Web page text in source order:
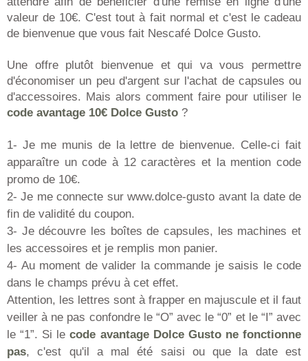
valeur de 10€. C'est tout à fait normal et c'est le cadeau
de bienvenue que vous fait Nescafé Dolce Gusto.
Une offre plutôt bienvenue et qui va vous permettre
d'économiser un peu d'argent sur l'achat de capsules ou
d'accessoires. Mais alors comment faire pour utiliser le
code avantage 10€ Dolce Gusto ?
1- Je me munis de la lettre de bienvenue. Celle-ci fait
apparaître un code à 12 caractères et la mention code
promo de 10€.
2- Je me connecte sur www.dolce-gusto avant la date de
fin de validité du coupon.
3- Je découvre les boîtes de capsules, les machines et
les accessoires et je remplis mon panier.
4- Au moment de valider la commande je saisis le code
dans le champs prévu à cet effet.
Attention, les lettres sont à frapper en majuscule et il faut
veiller à ne pas confondre le “O” avec le “0” et le “I” avec
le “1”. Si lecode avantage Dolce Gusto ne fonctionne
pas, c'est qu'il a mal été saisi ou que la date est